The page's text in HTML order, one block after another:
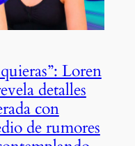
Loren
detalles
con
de rumores